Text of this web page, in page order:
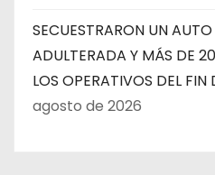
SECUESTRARON UN
ADULTERADA Y MÁS DE
LOS OPERATIVOS DEL FIN
agosto de 2026